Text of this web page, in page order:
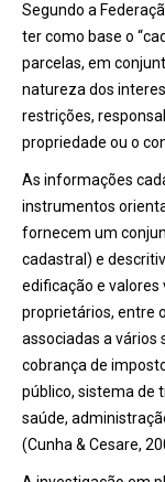
Segundo a
ter como base o
parcelas, em
natureza dos
restrições,
propriedade ou o
As informações
instrumentos
fornecem um
cadastral) e
edificação e valores
proprietários, entre
associadas a vários
cobrança de
público, sistema de
saúde,
(Cunha & Cesare,